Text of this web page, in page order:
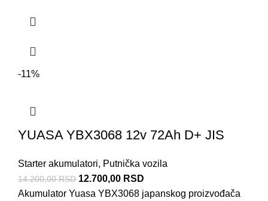
-11%
YUASA YBX3068 12v 72Ah D+ JIS
Starter akumulatori, Putnička vozila
14.200,00RSD 12.700,00 RSD
Akumulator Yuasa YBX3068 japanskog proizvođača